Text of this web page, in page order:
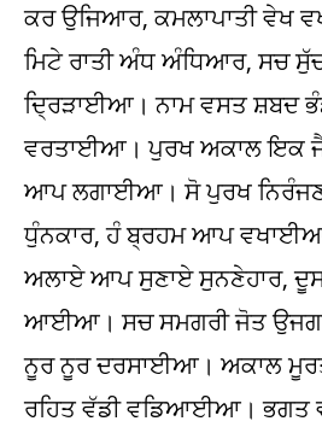
ਕਰ ਉਜਿਆਰ, ਕਮਲਾਪਾਤੀ ਵੇਖ
ਮਿਟੇ ਰਾਤੀ ਅੰਧ ਅੰਧਿਆਰ, ਸਚ
ਦ੍ਰਿੜਾਈਆ। ਨਾਮ ਵਸਤ ਸ਼ਬਦ
ਵਰਤਾਈਆ। ਪੁਰਖ ਅਕਾਲ ਇਕ
ਆਪ ਲਗਾਈਆ। ਸੋ ਪੁਰਖ
ਧੁੰਨਕਾਰ, ਹੰ ਬ੍ਰਹਮ ਆਪ
ਅਲਾਏ ਆਪ ਸੁਣਾਏ ਸੁਨਣੇਹਾਰ,
ਆਈਆ। ਸਚ ਸਮਗਰੀ ਜੋਤ
ਨੂਰ ਨੂਰ ਦਰਸਾਈਆ। ਅਕਾਲ
ਰਹਿਤ ਵੱਡੀ ਵਡਿਆਈਆ। ਭਗਤ